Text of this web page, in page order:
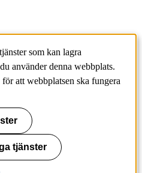
som kan lagra
använder denna webbplats.
att webbplatsen ska fungera
tjänster